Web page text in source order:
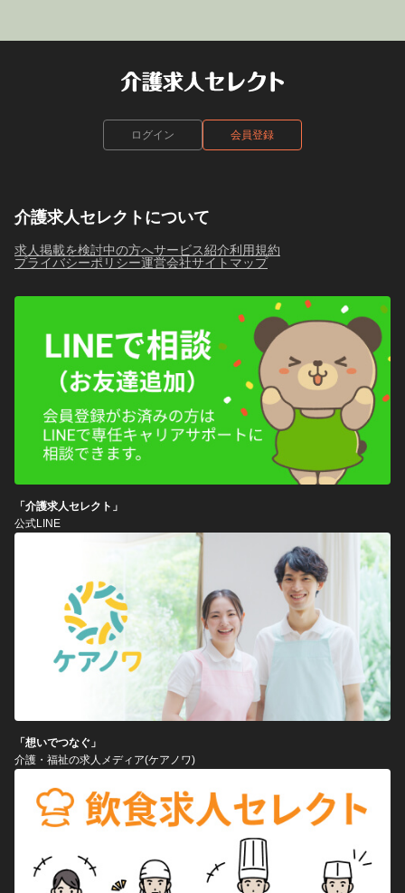
ログイン 会員登録
介護求人セレクトについて
求人掲載を検討中の方へサービス紹介利用規約
プライバシーポリシー運営会社サイトマップ
「介護求人セレクト」
公式LINE
「想いでつなぐ」
介護・福祉の求人メディア(ケアノワ)